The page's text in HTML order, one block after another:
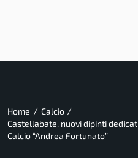
Home / Calcio /
Castellabate, nuovi dipinti
Calcio “Andrea Fortunato”